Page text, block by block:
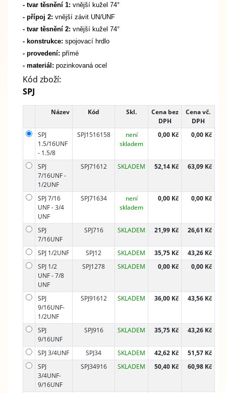
- tvar těsnění 1: vnější kužel 74°
- přípoj 2: vnější závit UN/UNF
- tvar těsnění 2: vnější kužel 74°
- konstrukce: spojovací hrdlo
- provedení: přímé
- materiál: pozinkovaná ocel
Kód zboží:
SPJ
Název Kód Skl.
Cena bez
DPH
Cena vč.
DPH
SPJ
1.5/16UNF
- 1.5/8
SPJ1516158
není
skladem
0,00 Kč 0,00 Kč
SPJ
7/16UNF -
1/2UNF
SPJ71612 SKLADEM 52,14 Kč 63,09 Kč
SPJ 7/16
UNF - 3/4
UNF
SPJ71634
není
skladem
0,00 Kč 0,00 Kč
SPJ
7/16UNF
SPJ716 SKLADEM 21,99 Kč 26,61 Kč
SPJ 1/2UNF SPJ12 SKLADEM 35,75 Kč
43,26 Kč
SPJ 1/2
UNF - 7/8
UNF
SPJ1278 SKLADEM 0,00 Kč 0,00 Kč
SPJ
9/16UNF-
1/2UNF
SPJ91612 SKLADEM 36,00 Kč 43,56 Kč
SPJ
9/16UNF
SPJ916 SKLADEM 35,75 Kč 43,26 Kč
SPJ 3/4UNF SPJ34 SKLADEM 42,62 Kč
51,57 Kč
SPJ
3/4UNF-
9/16UNF
SPJ34916 SKLADEM 50,40 Kč 60,98 Kč